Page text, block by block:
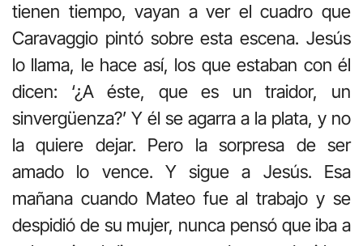
tienen tiempo, vayan a ver el cuadro que
Caravaggio pintó sobre esta escena. Jesús
lo llama, le hace así, los que estaban con él
dicen: ‘¿A éste, que es un traidor, un
sinvergüenza?’ Y él se agarra a la plata, y no
la quiere dejar. Pero la sorpresa de ser
amado lo vence. Y sigue a Jesús. Esa
mañana cuando Mateo fue al trabajo y se
despidió de su mujer, nunca pensó que iba a